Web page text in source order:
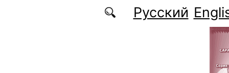
Перейти к основному содержаниюРусский